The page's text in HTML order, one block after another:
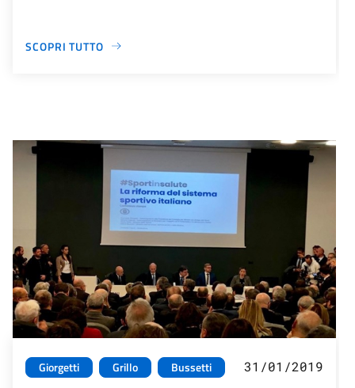
SCOPRI TUTTO
Giorgetti Grillo Bussetti 31/01/2019